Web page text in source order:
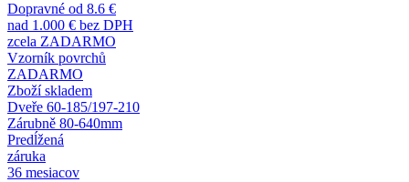
Dopravné od 8.6 €
nad 1.000 € bez DPH
zcela ZADARMO
Vzorník povrchů
ZADARMO
Zboží skladem
Dveře 60-185/197-210
Zárubně 80-640mm
Predĺžená
záruka
36 mesiacov